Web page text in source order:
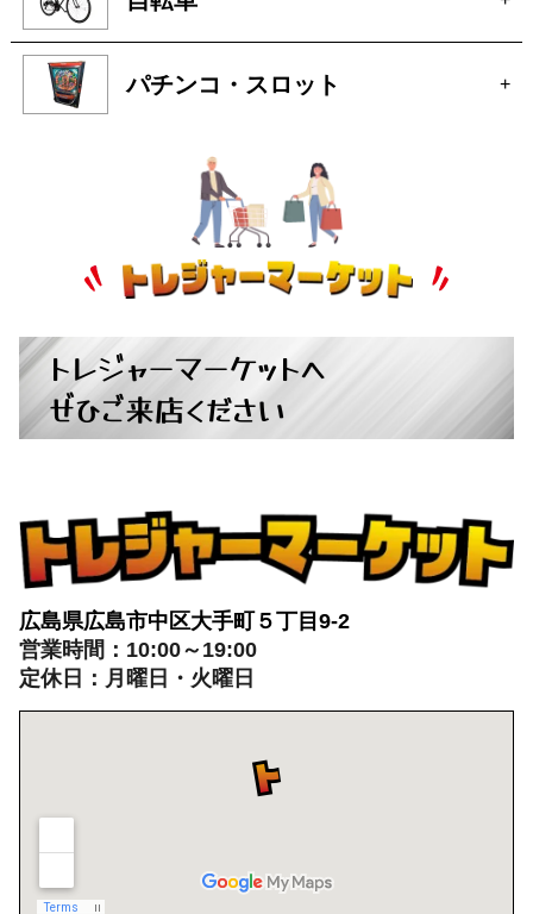
パチンコ・スロット +
トレジャーマーケットへ
ぜひご来店ください
広島県広島市中区大手町５丁目9-2
営業時間：10:00～19:00
定休日：月曜日・火曜日